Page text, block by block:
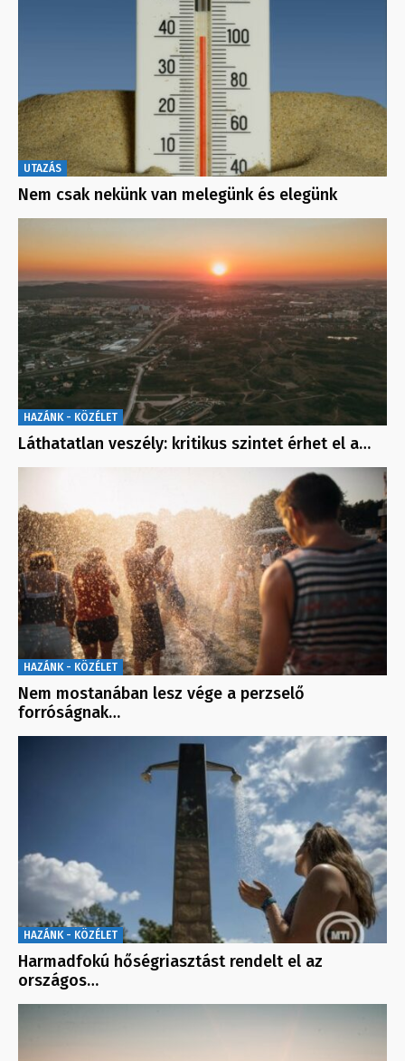
UTAZÁS
Nem csak nekünk van melegünk és elegünk
HAZÁNK - KÖZÉLET
Láthatatlan veszély: kritikus szintet érhet el a…
HAZÁNK - KÖZÉLET
Nem mostanában lesz vége a perzselő
forróságnak…
HAZÁNK - KÖZÉLET
Harmadfokú hőségriasztást rendelt el az
országos…